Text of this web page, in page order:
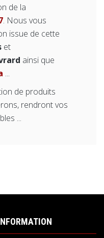
de la
. Nous vous
issue de cette
et
ainsi que
...
de produits
rendront vos
...